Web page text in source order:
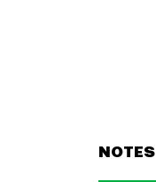
NOTES